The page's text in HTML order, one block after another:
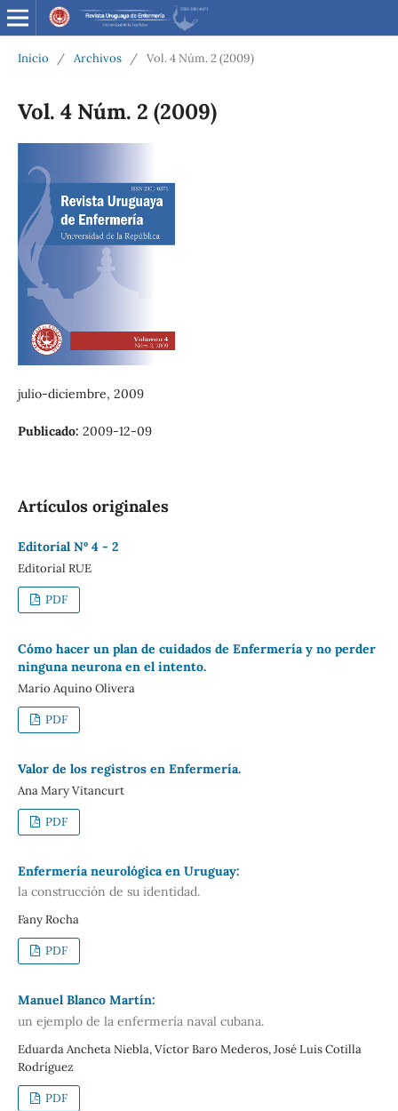
Inicio / Archivos / Vol. 4 Núm. 2 (2009)
Vol. 4 Núm. 2 (2009)
julio-diciembre, 2009
Publicado: 2009-12-09
Artículos originales
Editorial Nº 4 - 2
Editorial RUE
PDF
Cómo hacer un plan de cuidados de Enfermería y no perder
ninguna neurona en el intento.
Mario Aquino Olivera
PDF
Valor de los registros en Enfermería.
Ana Mary Vitancurt
PDF
Enfermería neurológica en Uruguay:
la construcción de su identidad.
Fany Rocha
PDF
Manuel Blanco Martín:
un ejemplo de la enfermería naval cubana.
Eduarda Ancheta Niebla, Víctor Baro Mederos, José Luis Cotilla
Rodríguez
PDF